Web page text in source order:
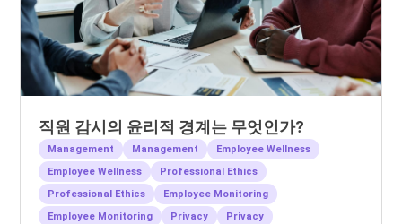
직원 감시의 윤리적 경계는 무엇인가?
Management Management
Employee Wellness
Employee Wellness
Professional Ethics
Professional Ethics
Employee Monitoring
Employee Monitoring
Privacy Privacy